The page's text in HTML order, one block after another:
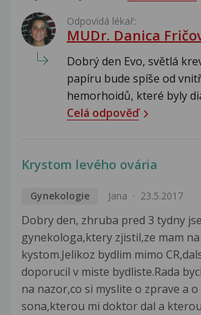
Odpovídá lékař:
MUDr. Danica
Dobrý den Evo, světlá
papíru bude spíše od
hemorhoidů, které byly
Celá odpověď
Krystom levého ovária
Gynekologie Jana 23.5.2017
Dobry den, zhruba pred 3 tydny
gynekologa,ktery zjistil,ze mam
kystom.Jelikoz bydlim mimo
doporucil v miste bydliste.Rada
na nazor,co si myslite o zprave a
sona,kterou mi doktor dal a